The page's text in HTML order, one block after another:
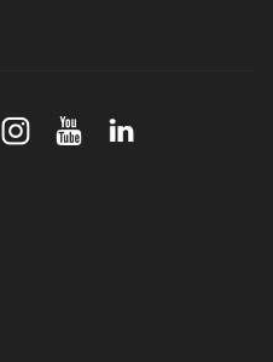
robótica FIRST 2026! (video)